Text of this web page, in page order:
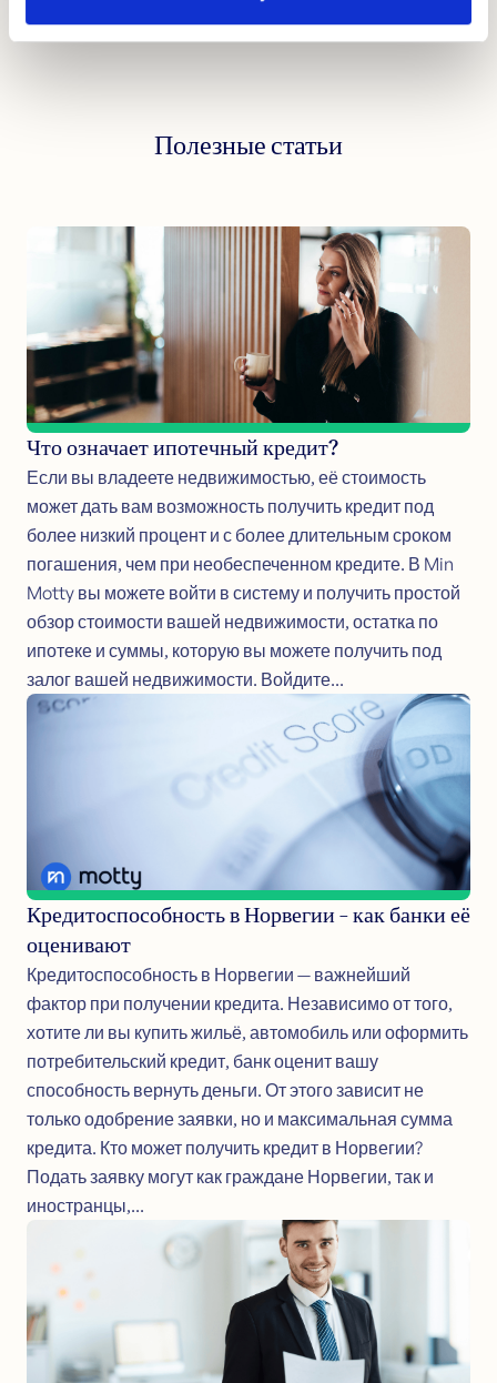
Полезные статьи
Что означает ипотечный кредит?
Если вы владеете недвижимостью, её стоимость
может дать вам возможность получить кредит под
более низкий процент и с более длительным сроком
погашения, чем при необеспеченном кредите. В Min
Motty вы можете войти в систему и получить простой
обзор стоимости вашей недвижимости, остатка по
ипотеке и суммы, которую вы можете получить под
залог вашей недвижимости. Войдите...
Кредитоспособность в Норвегии – как банки её
оценивают
Кредитоспособность в Норвегии — важнейший
фактор при получении кредита. Независимо от того,
хотите ли вы купить жильё, автомобиль или оформить
потребительский кредит, банк оценит вашу
способность вернуть деньги. От этого зависит не
только одобрение заявки, но и максимальная сумма
кредита. Кто может получить кредит в Норвегии?
Подать заявку могут как граждане Норвегии, так и
иностранцы,...